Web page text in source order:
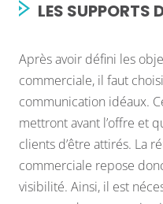
LES
Après avoir défini les
commerciale, il faut
communication idéaux.
mettront avant l’offre et
clients d’être attirés. La
commerciale repose
visibilité. Ainsi, il est